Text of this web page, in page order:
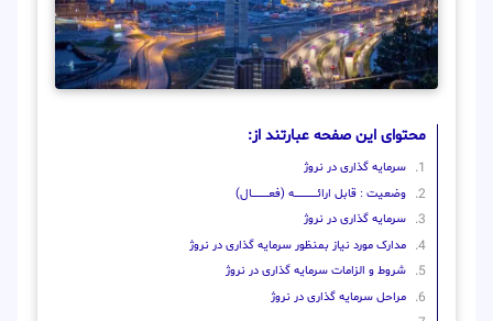
محتوای این صفحه عبارتند از:
سرمایه گذاری در نروژ
وضعیت : قابل ارائــــــــــــــــــــه (فعـــــــــــــــال)
سرمایه گذاری در نروژ
مدارک مورد نیاز بمنظور سرمایه گذاری در نروژ
شروط و الزامات سرمایه گذاری در نروژ
مراحل سرمایه گذاری در نروژ